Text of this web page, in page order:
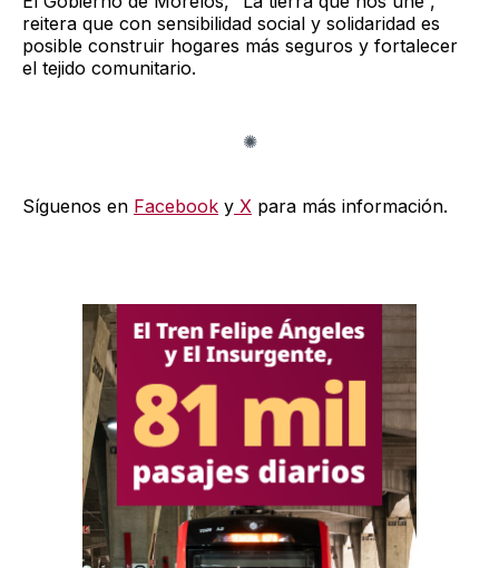
reitera que con sensibilidad social y solidaridad es
posible construir hogares más seguros y fortalecer
el tejido comunitario.
Síguenos en Facebook y X para más información.